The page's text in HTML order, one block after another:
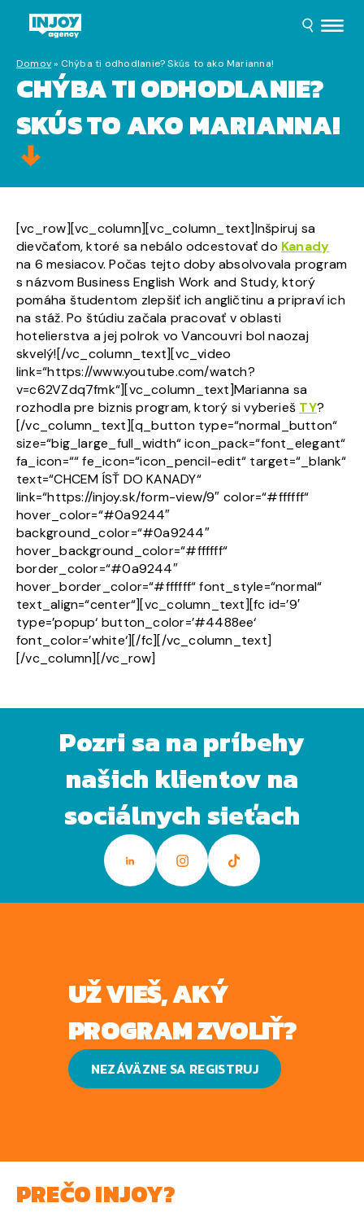
Domov» Chýba ti odhodlanie? Skús to ako Marianna!
CHÝBA TI ODHODLANIE?
SKÚS TO AKO MARIANNA!
[vc_row][vc_column][vc_column_text]Inšpiruj sa
dievčaťom, ktoré sa nebálo odcestovať do Kanady
na 6 mesiacov. Počas tejto doby absolvovala program
s názvom Business English Work and Study, ktorý
pomáha študentom zlepšiť ich angličtinu a pripraví ich
na stáž. Po štúdiu začala pracovať v oblasti
hotelierstva a jej polrok vo Vancouvri bol naozaj
skvelý![/vc_column_text][vc_video
link=“https://www.youtube.com/watch?
v=c62VZdq7fmk“][vc_column_text]Marianna sa
rozhodla pre biznis program, ktorý si vyberieš TY?
[/vc_column_text][q_button type=“normal_button“
size=“big_large_full_width“ icon_pack=“font_elegant“
fa_icon=““ fe_icon=“icon_pencil-edit“ target=“_blank“
text=“CHCEM ÍSŤ DO KANADY“
link=“https://injoy.sk/form-view/9″ color=“#ffffff“
hover_color=“#0a9244″
background_color=“#0a9244″
hover_background_color=“#ffffff“
border_color=“#0a9244″
hover_border_color=“#ffffff“ font_style=“normal“
text_align=“center“][vc_column_text][fc id=’9′
type=’popup‘ button_color=’#4488ee‘
font_color=’white‘][/fc][/vc_column_text]
[/vc_column][/vc_row]
Pozri sa na príbehy
našich klientov na
sociálnych sieťach
UŽ VIEŠ, AKÝ
PROGRAM ZVOLIŤ?
NEZÁVÄZNE SA REGISTRUJ
PREČO INJOY?